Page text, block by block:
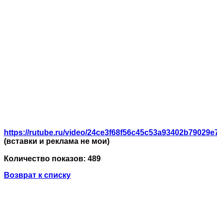
https://rutube.ru/video/
(вставки и реклама не мои)
Количество показов: 489
Возврат к списку